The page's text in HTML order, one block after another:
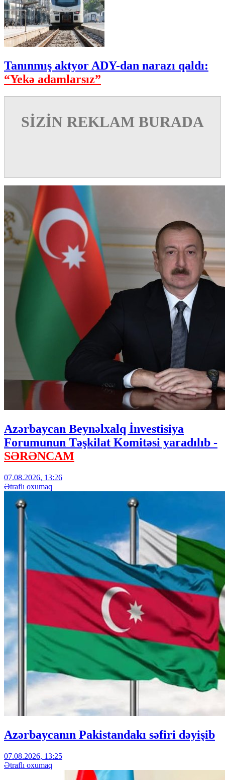
Tanınmış aktyor ADY-dan narazı qaldı:
“Yekə adamlarsız”
SİZİN REKLAM BURADA
Azərbaycan Beynəlxalq İnvestisiya
Forumunun Təşkilat Komitəsi yaradılıb -
SƏRƏNCAM
07.08.2026, 13:26
Ətraflı oxumaq
Azərbaycanın Pakistandakı səfiri dəyişib
07.08.2026, 13:25
Ətraflı oxumaq